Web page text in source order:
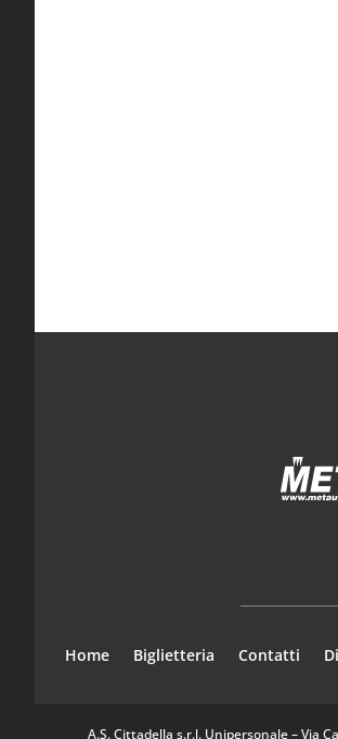
Home Biglietteria Contatti
A.S. Cittadella s.r.l. Unipersonale – Via